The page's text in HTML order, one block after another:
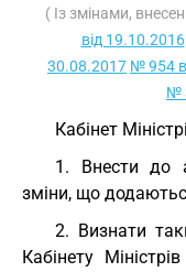
( Із змінами,
від 19.10.2016
30.08.2017 № 954
№
Кабінет
1. Внести до
зміни, що
2. Визнати
Кабінету